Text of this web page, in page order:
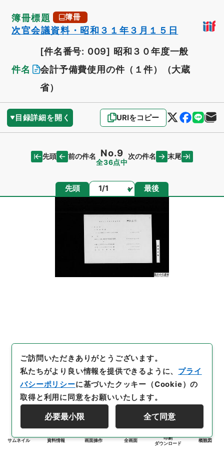
簿冊標題 簿冊
次官会議資料・昭和３１年３月１５日
件名
[件名番号: 009] 昭和３０年度一般
会計予備費使用の件（１件）（大蔵
省）
目録詳細を開く URIをコピー
先頭 前の件名 No.9
全36点中
次の件名 末尾
先頭 ページ 最後
サムネイル 資料情報 画面操作 全画面
印刷
ダウンロード
概観図
ご訪問いただきありがとうございます。
私たちがより良い情報を提供できるように、 プライ
バシーポリシーに基づいたクッキー（Cookie）の
取得と利用に同意をお願いいたします。
必要最小限 全て同意